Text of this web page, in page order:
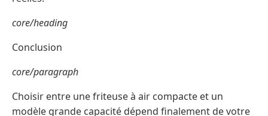
core/heading
Conclusion
core/paragraph
Choisir entre une friteuse à air compacte et un
modèle grande capacité dépend finalement de votre